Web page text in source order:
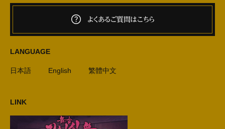
よくあるご質問はこちら
LANGUAGE
日本語 English 繁體中文
LINK